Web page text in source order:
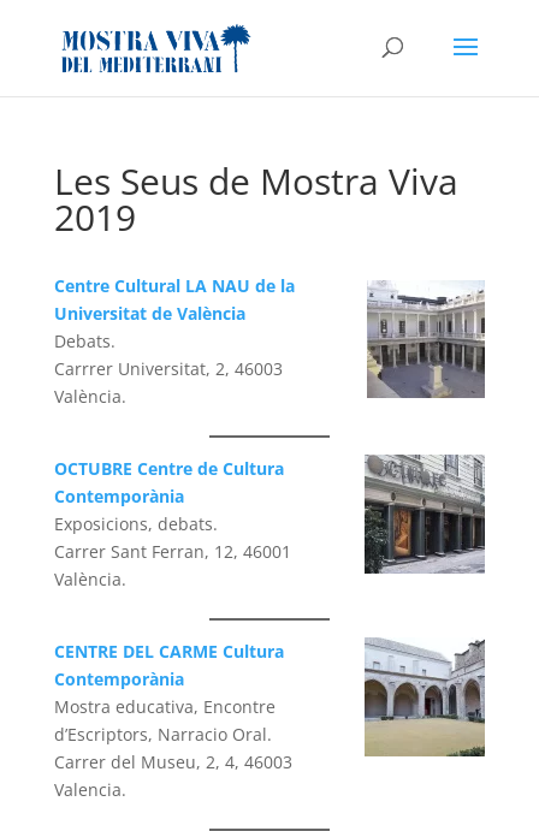
Les Seus de Mostra Viva
2019
Centre Cultural LA NAU de la
Universitat de València
Debats.
Carrrer Universitat, 2, 46003
València.
OCTUBRE Centre de Cultura
Contemporània
Exposicions, debats.
Carrer Sant Ferran, 12, 46001
València.
CENTRE DEL CARME Cultura
Contemporània
Mostra educativa, Encontre
d’Escriptors, Narracio Oral.
Carrer del Museu, 2, 4, 46003
Valencia.